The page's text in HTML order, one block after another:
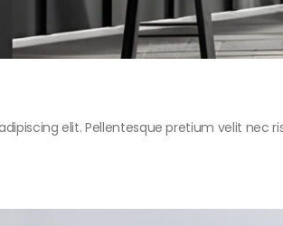
elit. Pellentesque pretium velit nec